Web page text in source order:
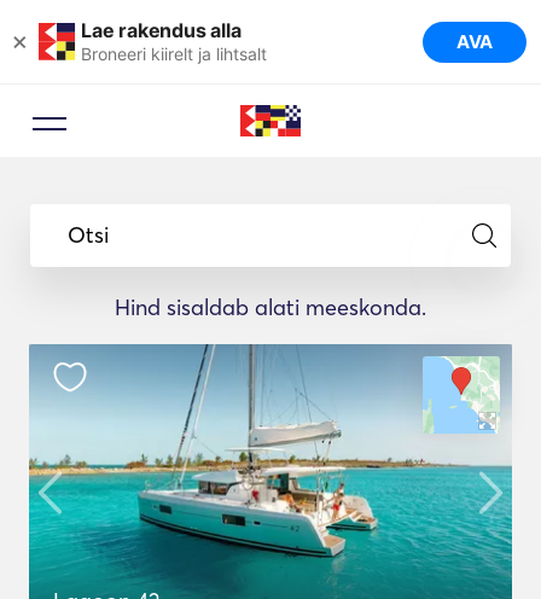
× Lae rakendus alla
Broneeri kiirelt ja lihtsalt AVA
Otsi
Hind sisaldab alati meeskonda.